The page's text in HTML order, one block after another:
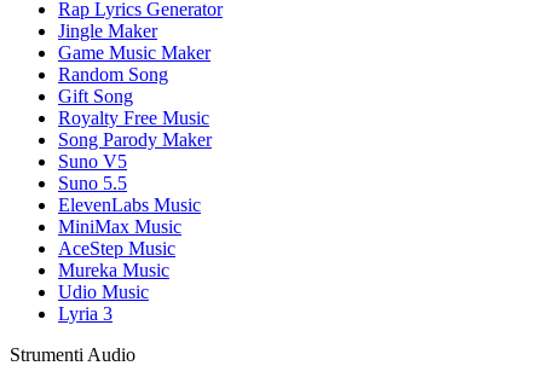
Rap Lyrics Generator
Jingle Maker
Game Music Maker
Random Song
Gift Song
Royalty Free Music
Song Parody Maker
Suno V5
Suno 5.5
ElevenLabs Music
MiniMax Music
AceStep Music
Mureka Music
Udio Music
Lyria 3
Strumenti Audio